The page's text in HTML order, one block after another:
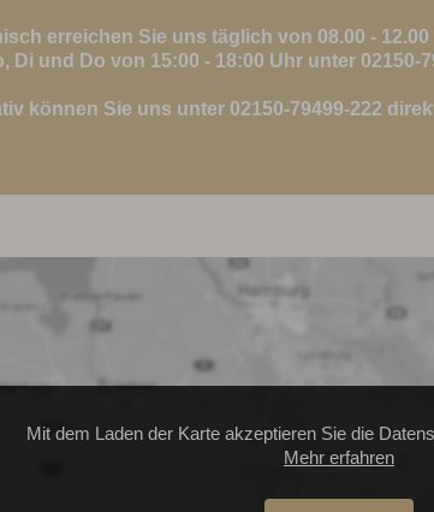
erreichen Sie uns täglich von 08.00 - 12.00
Di und Do von 15:00 - 18:00 Uhr unter 02150-
können Sie uns unter 02150-79499-222
Mit dem Laden der Karte akzeptieren Sie die
Mehr erfahren